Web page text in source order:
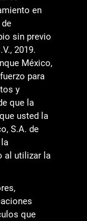
en
sin previo
2019.
México,
para
y
que la
usted la
S.A. de
al utilizar la
que